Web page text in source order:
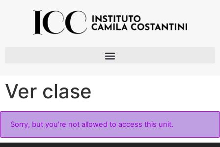
Ver clase
Sorry, but you're not allowed to access this unit.